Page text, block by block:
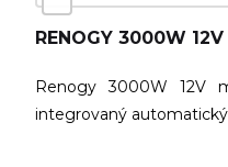
RENOGY 3000W 12V
Renogy 3000W 12V
integrovaný automatický